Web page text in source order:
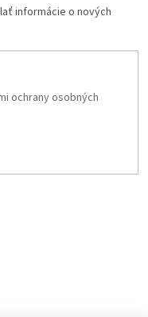
informácie o nových
ochrany osobných